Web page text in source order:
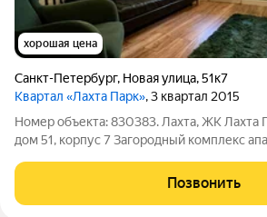
хорошая цена
Санкт-Петербург, Новая улица,51к7
Квартал «Лахта Парк», 3 квартал 2015
Номер объекта: 830383. Лахта, ЖК Лахта
дом 51, корпус 7 Загородный комплекс
форматом гостеприимства. Просторная
площадью 26.3 кв.м., просторная
Позвонить